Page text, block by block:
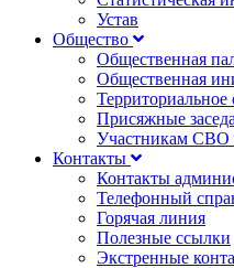
Устав
Общество
Общественная
Общественная
Присяжные
Участникам СВО
Контакты
Контакты
Телефонный
Горячая линия
Полезные ссылки
Экстренные